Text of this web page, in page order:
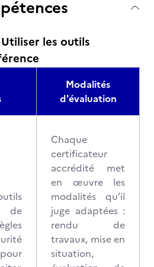
Utiliser les outils
Modalités
d'évaluation
de
Chaque
certificateur
accrédité met
en œuvre les
modalités qu’il
juge adaptées :
rendu de
travaux, mise en
situation,